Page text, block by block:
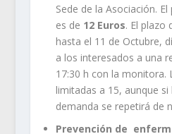
Sede de la Asociación.
es de 12 Euros. El plazo
hasta el 11 de Octubre,
a los interesados a una
17:30 h con la monitora.
limitadas a 15, aunque
demanda se repetirá de
Prevención de